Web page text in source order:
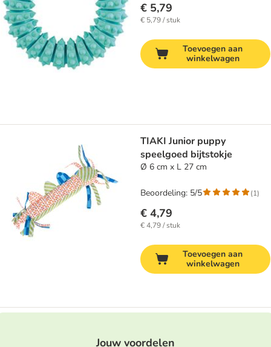
€ 5,79
€ 5,79 / stuk
Toevoegen aan
winkelwagen
TIAKI Junior puppy
speelgoed bijtstokje
Ø 6 cm x L 27 cm
€ 4,79
€ 4,79 / stuk
Beoordeling: 5/5 (1)
Toevoegen aan
winkelwagen
Jouw voordelen